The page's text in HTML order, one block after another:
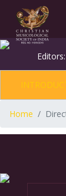
Home